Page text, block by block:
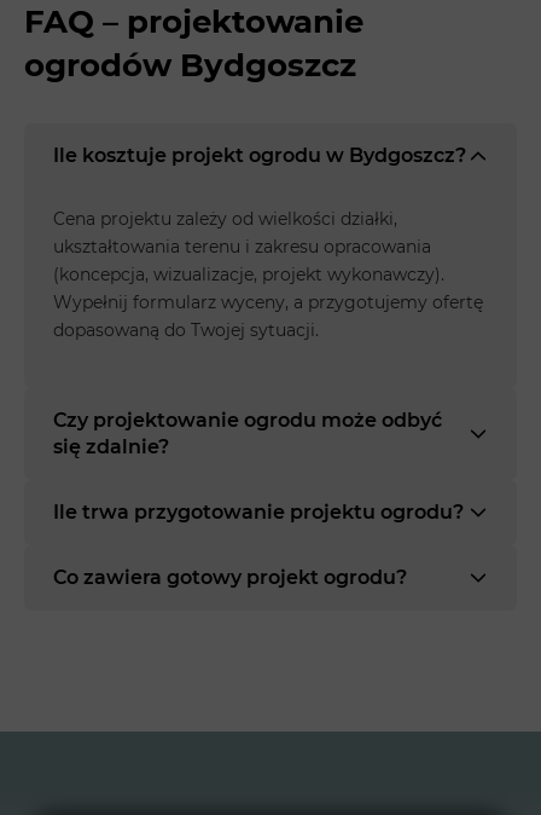
FAQ – projektowanie
ogrodów Bydgoszcz
Ile kosztuje projekt ogrodu w Bydgoszcz?
Cena projektu zależy od wielkości działki,
ukształtowania terenu i zakresu opracowania
(koncepcja, wizualizacje, projekt wykonawczy).
Wypełnij formularz wyceny, a przygotujemy ofertę
dopasowaną do Twojej sytuacji.
Czy projektowanie ogrodu może odbyć
się zdalnie?
Ile trwa przygotowanie projektu ogrodu?
Co zawiera gotowy projekt ogrodu?